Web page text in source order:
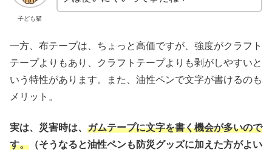
子ども猫
一方、布テープは、ちょっと高価ですが、強度がクラフト
テープよりもあり、クラフトテープよりも剥がしやすいと
いう特性があります。また、油性ペンで文字が書けるのも
メリット。
実は、災害時は、 ガムテープに文字を書く機会が多いので
す。 （そうなると油性ペンも防災グッズに加えた方がよい